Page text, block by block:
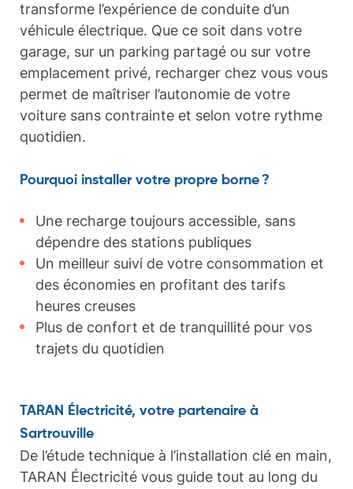
transforme l’expérience de conduite d’un
véhicule électrique. Que ce soit dans votre
garage, sur un parking partagé ou sur votre
emplacement privé, recharger chez vous vous
permet de maîtriser l’autonomie de votre
voiture sans contrainte et selon votre rythme
quotidien.
Pourquoi installer votre propre borne ?
Une recharge toujours accessible, sans
dépendre des stations publiques
Un meilleur suivi de votre consommation et
des économies en profitant des tarifs
heures creuses
Plus de confort et de tranquillité pour vos
trajets du quotidien
TARAN Électricité, votre partenaire à
Sartrouville
De l’étude technique à l’installation clé en main,
TARAN Électricité vous guide tout au long du